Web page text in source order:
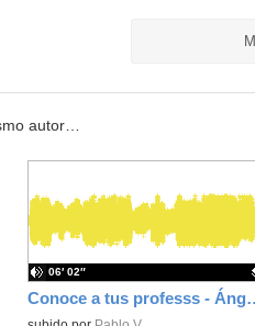
autor…
Conoce a tus
06′ 02″